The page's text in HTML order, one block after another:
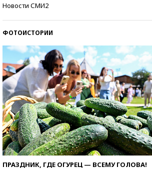
Новости СМИ2
ФОТОИСТОРИИ
ПРАЗДНИК, ГДЕ ОГУРЕЦ — ВСЕМУ ГОЛОВА!